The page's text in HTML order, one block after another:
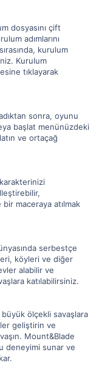
dosyasını çift
adımlarını
kurulum
Kurulum
tıklayarak
sonra, oyunu
başlat menünüzdeki
ve ortaçağ
maceraya atılmak
serbestçe
köyleri ve diğer
alabilir ve
katılabilirsiniz.
ölçekli savaşlara
geliştirin ve
Mount&Blade
deneyimi sunar ve